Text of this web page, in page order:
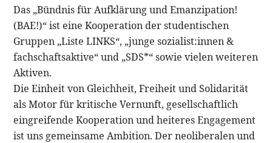
Das „Bündnis für Aufklärung und Emanzipation!
(BAE!)“ ist eine Kooperation der studentischen
Gruppen „Liste LINKS“, „junge sozialist:innen &
fachschaftsaktive“ und „SDS*“ sowie vielen weiteren
Aktiven.
Die Einheit von Gleichheit, Freiheit und Solidarität
als Motor für kritische Vernunft, gesellschaftlich
eingreifende Kooperation und heiteres Engagement
ist uns gemeinsame Ambition. Der neoliberalen und